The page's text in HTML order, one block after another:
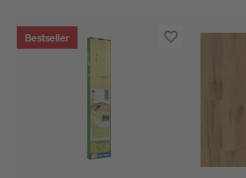
Bestseller